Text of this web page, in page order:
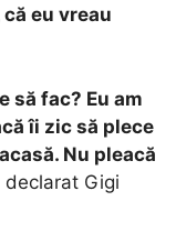
eu vreau
să fac? Eu am
îi zic să plece
Nu pleacă
declarat Gigi